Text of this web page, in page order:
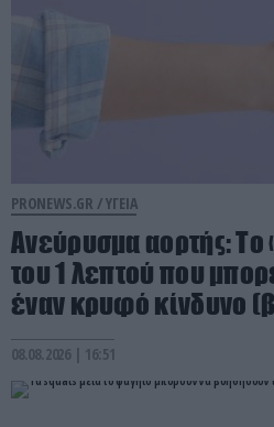
PRONEWS.GR /ΥΓΕΙΑ
Ανεύρυσμα αορτής: Το
του 1 λεπτού που
έναν κρυφό κίνδυνο
08.08.2026 | 16:51